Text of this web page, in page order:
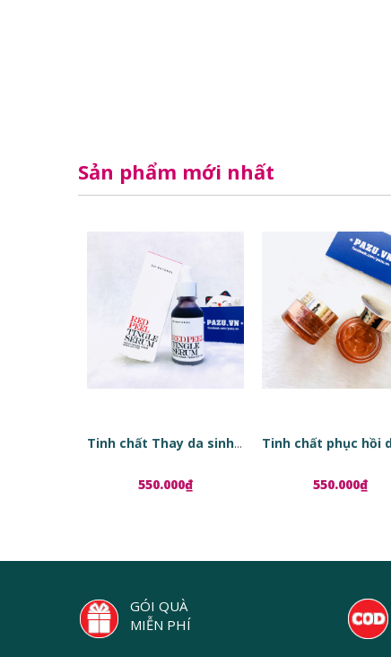
Sản phẩm mới nhất
Tinh chất Thay da sinh học Red Peel Tingle Serum
550.000₫ 550.000₫
GÓI QUÀ
MIỄN PHÍ